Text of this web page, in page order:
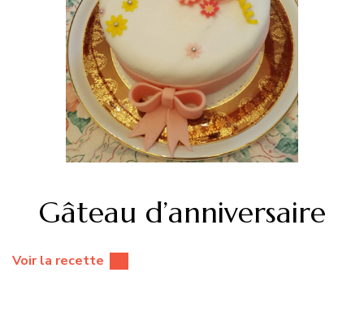
Gâteau d’anniversaire
Voir la recette